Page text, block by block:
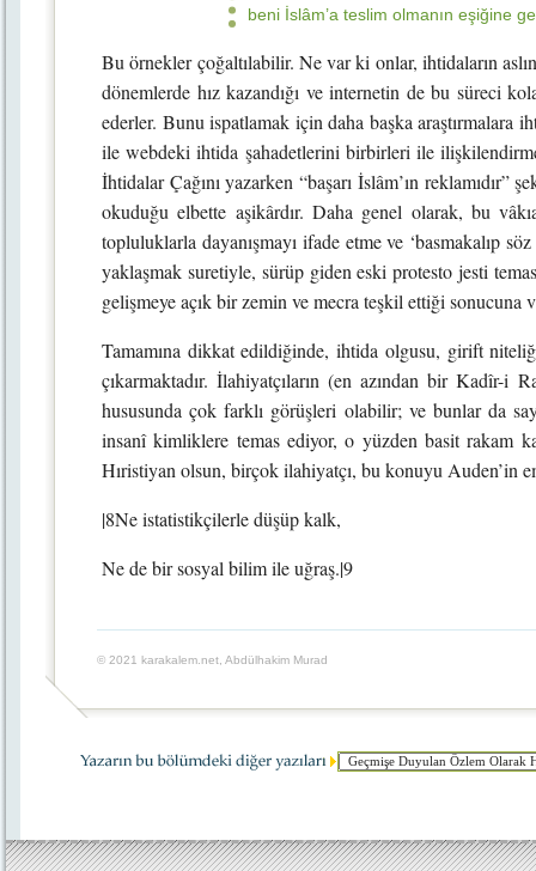
beni İslâm’a teslim olmanın eşiğine
Bu örnekler çoğaltılabilir. Ne var ki onlar, ihtidaların
dönemlerde hız kazandığı ve internetin de bu süreci
ederler. Bunu ispatlamak için daha başka araştırmalara
ile webdeki ihtida şahadetlerini birbirleri ile
İhtidalar Çağını yazarken “başarı İslâm’ın
okuduğu elbette aşikârdır. Daha genel olarak, bu
topluluklarla dayanışmayı ifade etme ve ‘basmakalıp
yaklaşmak suretiyle, sürüp giden eski protesto jesti
gelişmeye açık bir zemin ve mecra teşkil ettiği sonucuna
Tamamına dikkat edildiğinde, ihtida olgusu, girift
çıkarmaktadır. İlahiyatçıların (en azından bir Kadîr-i
hususunda çok farklı görüşleri olabilir; ve bunlar da
insanî kimliklere temas ediyor, o yüzden basit rakam
Hıristiyan olsun, birçok ilahiyatçı, bu konuyu Auden’in
|8Ne istatistikçilerle düşüp kalk,
Ne de bir sosyal bilim ile uğraş.|9
© 2021 karakalem.net, Abdülhakim Murad